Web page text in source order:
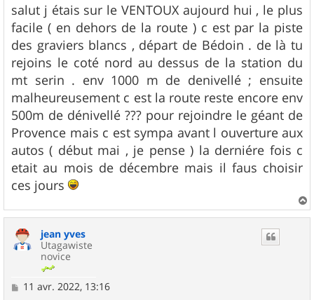
s
s
a
g
e
salut j étais sur le VENTOUX aujourd hui , le plus
facile ( en dehors de la route ) c est par la piste
des graviers blancs , départ de Bédoin . de là tu
rejoins le coté nord au dessus de la station du
mt serin . env 1000 m de denivellé ; ensuite
malheureusement c est la route reste encore env
500m de dénivellé ??? pour rejoindre le géant de
Provence mais c est sympa avant l ouverture aux
autos ( début mai , je pense ) la derniére fois c
etait au mois de décembre mais il faus choisir
ces jours
a
jean yves
Utagawiste
novice
M11 avr. 2022, 13:16